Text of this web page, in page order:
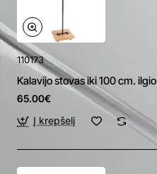
110173
Kalavijo stovas iki 100 cm. ilgio
65.00€
Į krepšelį